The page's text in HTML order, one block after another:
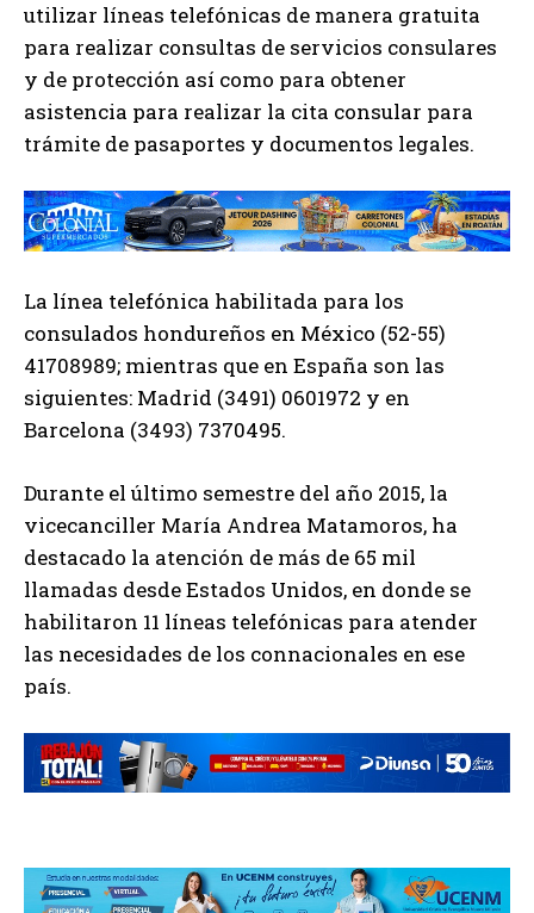
utilizar líneas telefónicas de manera gratuita
para realizar consultas de servicios consulares
y de protección así como para obtener
asistencia para realizar la cita consular para
trámite de pasaportes y documentos legales.
La línea telefónica habilitada para los
consulados hondureños en México (52-55)
41708989; mientras que en España son las
siguientes: Madrid (3491) 0601972 y en
Barcelona (3493) 7370495.
Durante el último semestre del año 2015, la
vicecanciller María Andrea Matamoros, ha
destacado la atención de más de 65 mil
llamadas desde Estados Unidos, en donde se
habilitaron 11 líneas telefónicas para atender
las necesidades de los connacionales en ese
país.